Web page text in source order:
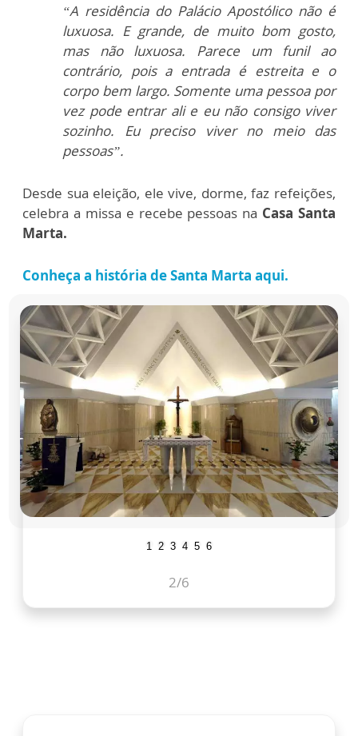
“A residência do Palácio Apostólico não é
luxuosa. E grande, de muito bom gosto,
mas não luxuosa. Parece um funil ao
contrário, pois a entrada é estreita e o
corpo bem largo. Somente uma pessoa por
vez pode entrar ali e eu não consigo viver
sozinho. Eu preciso viver no meio das
pessoas”.
Desde sua eleição, ele vive, dorme, faz refeições,
celebra a missa e recebe pessoas na Casa Santa
Marta.
Conheça a história de Santa Marta aqui.
1 2 3 4 5 6
2/6